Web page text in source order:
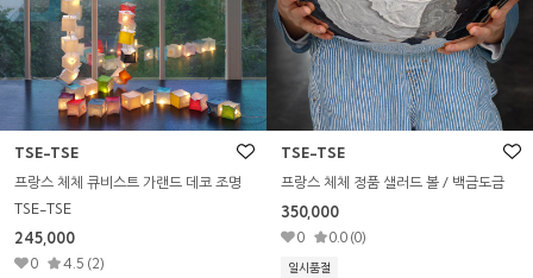
TSE-TSE
프랑스 체체 큐비스트 가랜드 데코 조명
TSE-TSE
245,000
0 4.5 (2)
TSE-TSE
프랑스 체체 정품 샐러드 볼 / 백금도금
350,000
0 0.0 (0)
일시품절